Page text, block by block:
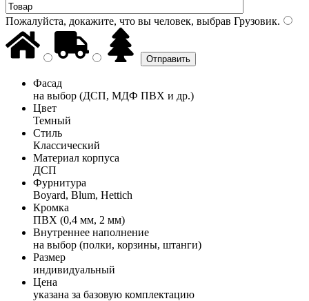
Пожалуйста, докажите, что вы человек, выбрав Грузовик.
Фасад
на выбор (ДСП, МДФ ПВХ и др.)
Цвет
Темный
Стиль
Классический
Материал корпуса
ДСП
Фурнитура
Boyard, Blum, Hettich
Кромка
ПВХ (0,4 мм, 2 мм)
Внутреннее наполнение
на выбор (полки, корзины, штанги)
Размер
индивидуальный
Цена
указана за базовую комплектацию